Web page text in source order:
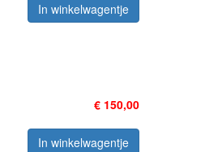
In winkelwagentje
€ 150,00
In winkelwagentje